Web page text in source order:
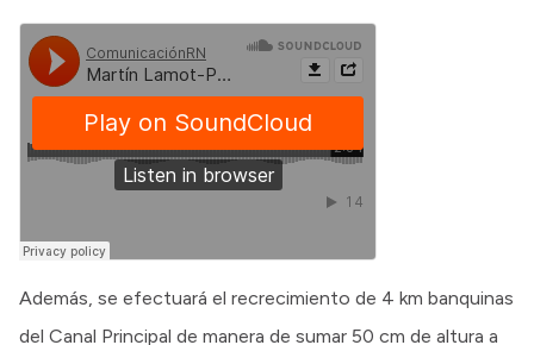
Además, se efectuará el recrecimiento de 4 km banquinas
del Canal Principal de manera de sumar 50 cm de altura a